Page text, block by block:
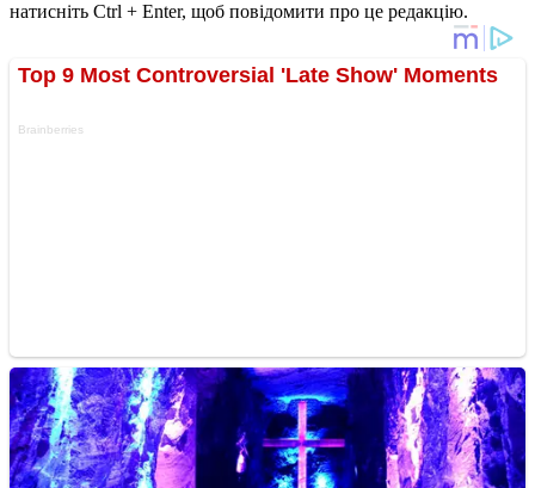
натисніть Ctrl + Enter, щоб повідомити про це редакцію.